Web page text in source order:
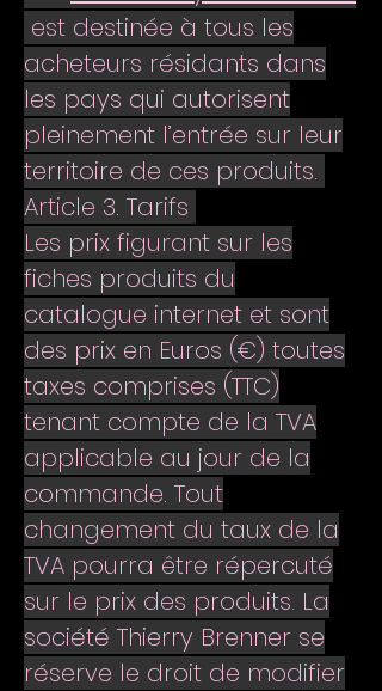
est destinée à tous les
acheteurs résidants dans
les pays qui autorisent
pleinement l’entrée sur leur
territoire de ces produits.
Article 3. Tarifs
Les prix figurant sur les
fiches produits du
catalogue internet et sont
des prix en Euros (€) toutes
taxes comprises (TTC)
tenant compte de la TVA
applicable au jour de la
commande. Tout
changement du taux de la
TVA pourra être répercuté
sur le prix des produits. La
société Thierry Brenner se
réserve le droit de modifier